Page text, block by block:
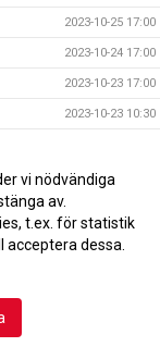
2023-10-25 17:00
2023-10-24 17:00
2023-10-23 17:00
2023-10-23 10:30
2023-10-20 07:30
2023-10-19 17:00
2023-10-18 16:25
vi nödvändiga
av.
t.ex. för statistik
acceptera dessa.